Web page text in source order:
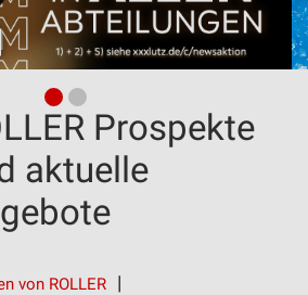
Prospekte
aktuelle
von ROLLER